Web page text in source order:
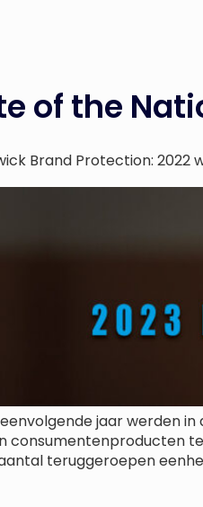
of the
Brand Protection:
jaar werden in
consumentenproducten
teruggeroepen